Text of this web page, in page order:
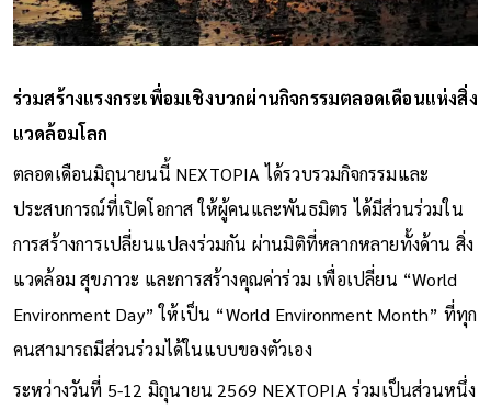
ร่วมสร้างแรงกระเพื่อมเชิงบวกผ่านกิจกรรมตลอดเดือนแห่งสิ่ง
แวดล้อมโลก
ตลอดเดือนมิถุนายนนี้ NEXTOPIA ได้รวบรวมกิจกรรมและ
ประสบการณ์ที่เปิดโอกาส ให้ผู้คนและพันธมิตร ได้มีส่วนร่วมใน
การสร้างการเปลี่ยนแปลงร่วมกัน ผ่านมิติที่หลากหลายทั้งด้าน สิ่ง
แวดล้อม สุขภาวะ และการสร้างคุณค่าร่วม เพื่อเปลี่ยน “World
Environment Day” ให้เป็น “World Environment Month” ที่ทุก
คนสามารถมีส่วนร่วมได้ในแบบของตัวเอง
ระหว่างวันที่ 5-12 มิถุนายน 2569 NEXTOPIA ร่วมเป็นส่วนหนึ่ง